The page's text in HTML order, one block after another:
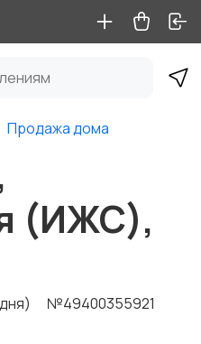
Продажа дома
(ИЖС),
№49400355921